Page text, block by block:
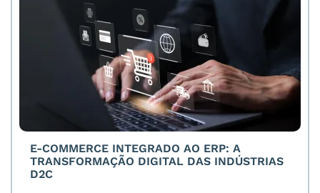
E-COMMERCE INTEGRADO AO ERP: A
TRANSFORMAÇÃO DIGITAL DAS INDÚSTRIAS
D2C